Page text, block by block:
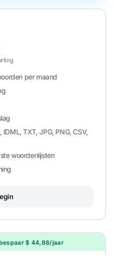
per maand
IDML, TXT, JPG, PNG, CSV,
woordenlijsten
$ 44,88/jaar